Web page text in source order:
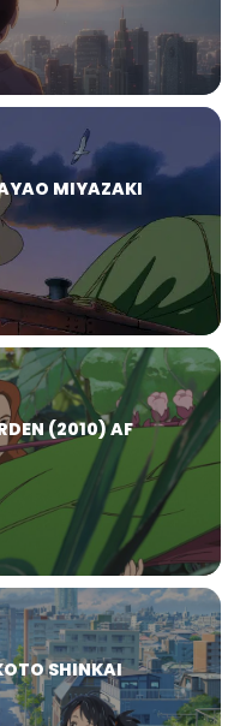
MIYAZAKI
(2010) AF
SHINKAI